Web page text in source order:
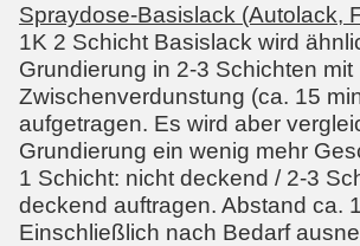
Spraydose-Basislack (Autolack,
1K 2 Schicht Basislack wird
Grundierung in 2-3 Schichten mit
Zwischenverdunstung (ca. 15
aufgetragen. Es wird aber
Grundierung ein wenig mehr
1 Schicht: nicht deckend / 2-3
deckend auftragen. Abstand ca.
Einschließlich nach Bedarf